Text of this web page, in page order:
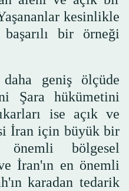
kesinlikle
başarılı bir örneği
geniş ölçüde
Şara hükümetini
ise açık ve
İran için büyük bir
bölgesel
İran'ın en önemli
karadan tedarik